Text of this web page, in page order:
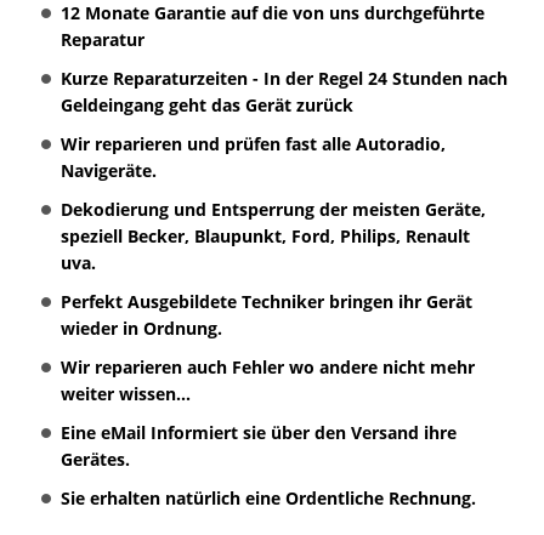
12 Monate Garantie auf die von uns durchgeführte
Reparatur
Kurze Reparaturzeiten - In der Regel 24 Stunden nach
Geldeingang geht das Gerät zurück
Wir reparieren und prüfen fast alle Autoradio,
Navigeräte.
Dekodierung und Entsperrung der meisten Geräte,
speziell Becker, Blaupunkt, Ford, Philips, Renault
uva.
Perfekt Ausgebildete Techniker bringen ihr Gerät
wieder in Ordnung.
Wir reparieren auch Fehler wo andere nicht mehr
weiter wissen...
Eine eMail Informiert sie über den Versand ihre
Gerätes.
Sie erhalten natürlich eine Ordentliche Rechnung.